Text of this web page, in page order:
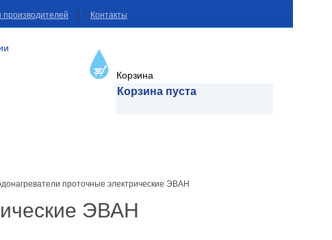
Контакты
Корзина
Корзина пуста
проточные электрические ЭВАН
ЭВАН